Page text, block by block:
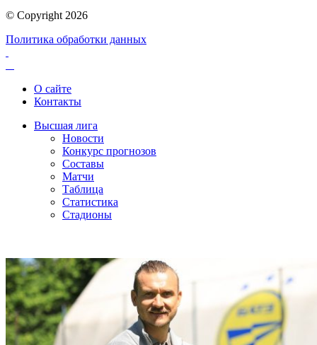
© Copyright 2026
Политика обработки данных
О сайте
Контакты
Высшая лига
Новости
Конкурс прогнозов
Составы
Матчи
Таблица
Статистика
Стадионы